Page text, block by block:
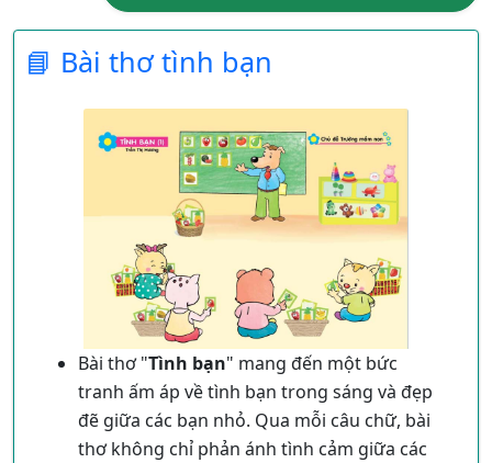
📘 Bài thơ tình bạn
Bài thơ "Tình bạn" mang đến một bức
tranh ấm áp về tình bạn trong sáng và đẹp
đẽ giữa các bạn nhỏ. Qua mỗi câu chữ, bài
thơ không chỉ phản ánh tình cảm giữa các